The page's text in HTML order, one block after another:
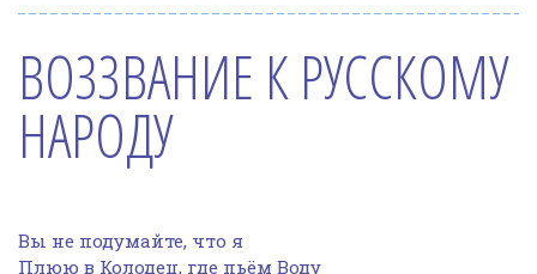
Номера песен
ВОЗЗВАНИЕ К РУССКОМУ
НАРОДУ
Вы не подумайте, что я
Плюю в Колодец, где пьём Воду